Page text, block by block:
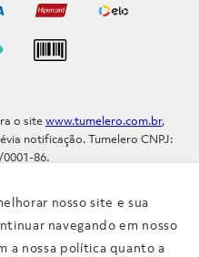
nosso site e sua
navegando em nosso
a nossa política quanto a
o sitewww.tumelero.com.br,
notificação. Tumelero CNPJ:
0001-86.
001
3371-9290